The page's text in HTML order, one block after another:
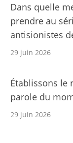
Dans quelle
prendre au
antisionistes
29 juin 2026
Établissons le
parole du
29 juin 2026